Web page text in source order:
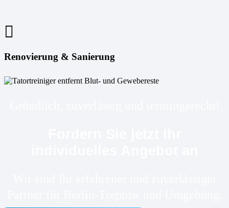
Renovierung & Sanierung